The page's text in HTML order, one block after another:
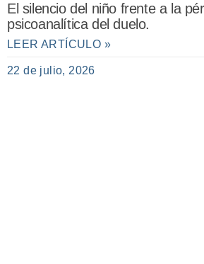
El silencio del niño frente a la
psicoanalítica del duelo.
LEER ARTÍCULO »
22 de julio, 2026